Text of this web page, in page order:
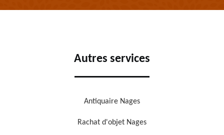
Autres services
Antiquaire Nages
Rachat d'objet Nages